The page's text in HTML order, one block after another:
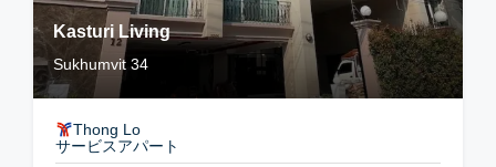
Kasturi Living
Sukhumvit 34
Thong Lo
サービスアパート